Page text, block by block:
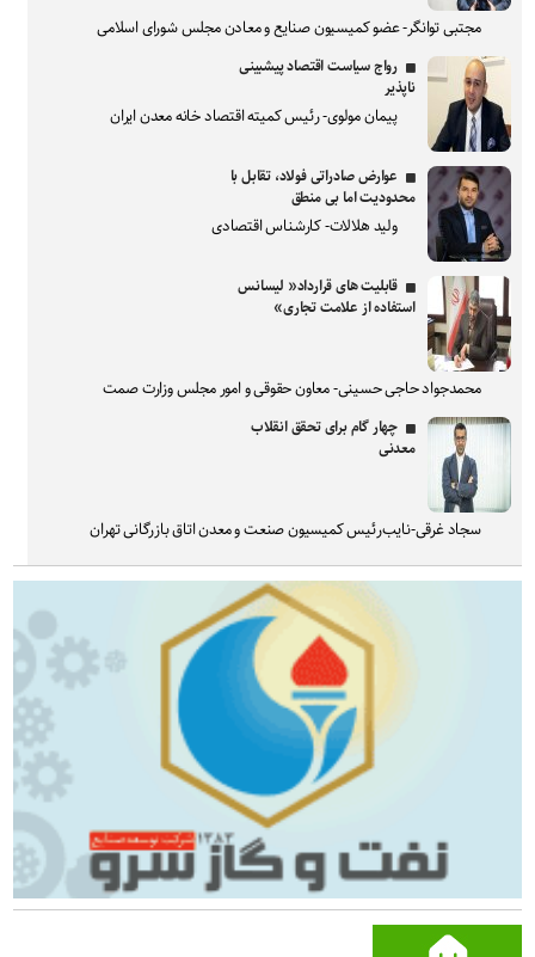
مجتبی توانگر- عضو کمیسیون صنایع و معادن مجلس شورای اسلامی
رواج سیاست اقتصاد پیشبینی
ناپذیر
پیمان مولوی- رئیس کمیته اقتصاد خانه معدن ایران
عوارض صادراتی فولاد، تقابل با
محدودیت اما بی منطق
ولید هلالات- کارشناس اقتصادی
قابلیت های قرارداد« لیسانس
استفاده از علامت تجاری»
محمدجواد حاجی حسینی- معاون حقوقی و امور مجلس وزارت صمت
چهار گام برای تحقق انقلاب
معدنی
سجاد غرقی-نایب‌رئیس کمیسیون صنعت و معدن اتاق بازرگانی تهران